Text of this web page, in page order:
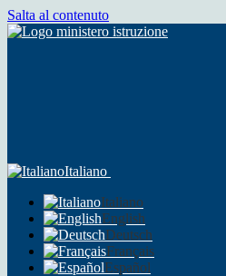
Salta al contenuto
Italiano
Italiano
English
Deutsch
Français
Español